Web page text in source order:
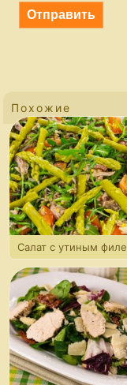
Похожие
Салат с утиным филе,
рукколой и спаржей